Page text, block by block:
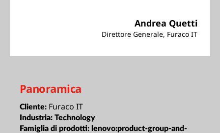
Andrea Quetti
Direttore Generale, Furaco IT
Panoramica
Cliente: Furaco IT
Industria: Technology
Famiglia di prodotti: lenovo:product-group-and-